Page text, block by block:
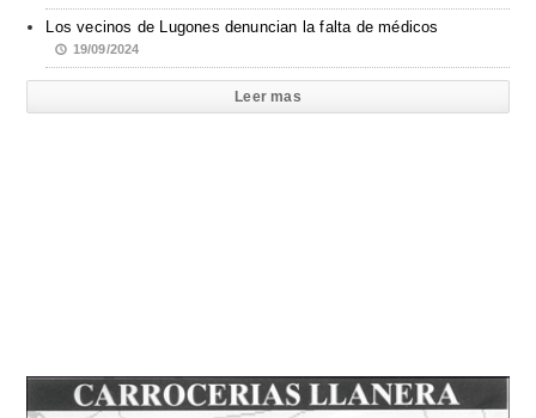
Los vecinos de Lugones denuncian la falta de médicos
19/09/2024
Leer mas